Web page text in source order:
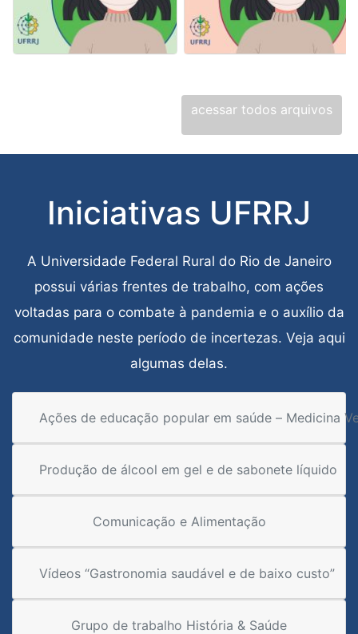
acessar todos arquivos
Iniciativas UFRRJ
A Universidade Federal Rural do Rio de Janeiro
possui várias frentes de trabalho, com ações
voltadas para o combate à pandemia e o auxílio da
comunidade neste período de incertezas. Veja aqui
algumas delas.
Ações de educação popular em saúde – Medicina
Produção de álcool em gel e de sabonete líquido
Comunicação e Alimentação
Vídeos “Gastronomia saudável e de baixo custo”
Grupo de trabalho História & Saúde